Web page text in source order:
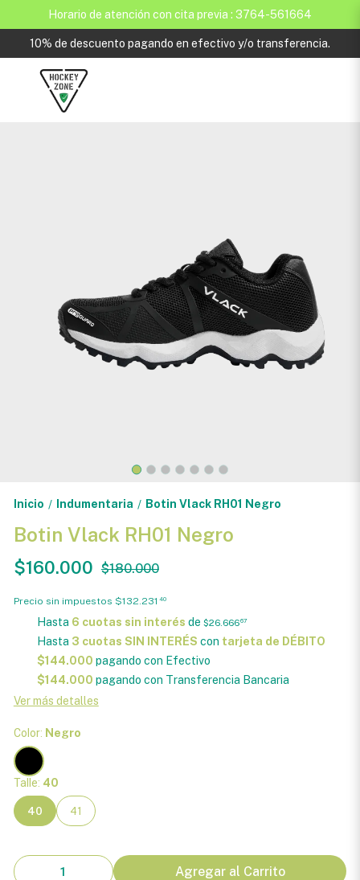
Horario de atención con cita previa : 3764-561664
10% de descuento pagando en efectivo y/o transferencia.
Inicio / Indumentaria / Botin Vlack RH01 Negro
Botin Vlack RH01 Negro
$160.000 $180.000
Precio sin impuestos $132.231 40
Hasta 6 cuotas sin interés de $26.66667
Hasta 3 cuotas SIN INTERÉS con tarjeta de DÉBITO
$144.000 pagando con Efectivo
$144.000 pagando con Transferencia Bancaria
Ver más detalles
Color: Negro
Talle: 40
40 41
Agregar al Carrito